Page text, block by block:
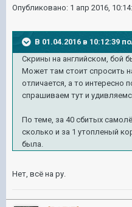
Опубликовано: 1 апр 2016,
В 01.04.2016 в 10:12:39
Скрины на английском, бой
Может там стоит спросить
отличается, а то интересно
спрашиваем тут и
По теме, за 40 сбитых
сколько и за 1 утопленый
была.
Нет, всё на ру.